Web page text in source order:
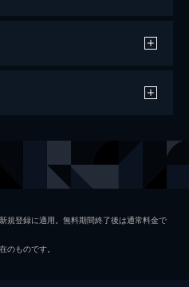
エマ・ストーン
規登録に適用。無料期間終了後は通常料金で
ものです。